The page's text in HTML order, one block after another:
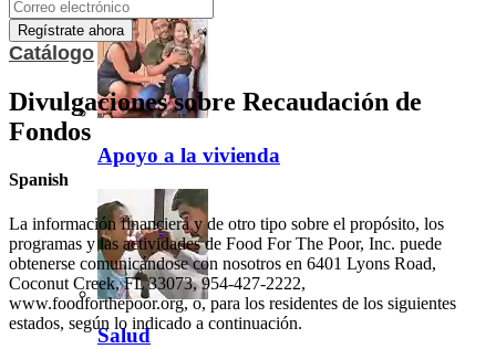
Apoyo a la vivienda
Salud
Catálogo
Divulgaciones sobre Recaudación de
Fondos
Spanish
La información financiera y de otro tipo sobre el propósito, los
programas y las actividades de Food For The Poor, Inc. puede
obtenerse comunicándose con nosotros en 6401 Lyons Road,
Coconut Creek, FL 33073, 954-427-2222,
www.foodforthepoor.org, o, para los residentes de los siguientes
estados, según lo indicado a continuación.